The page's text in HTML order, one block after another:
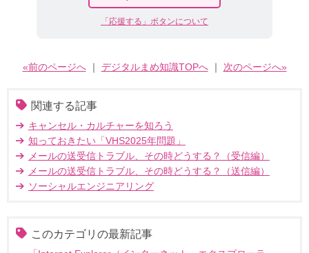
「応援する」ボタンについて
«前のページへ｜ デジタルまめ知識TOPへ｜ 次のページへ»
関連する記事
キャンセル・カルチャーを知ろう
知っておきたい「VHS2025年問題」
メールの送受信トラブル、その時どうする？（受信編）
メールの送受信トラブル、その時どうする？（送信編）
ソーシャルエンジニアリング
このカテゴリの最新記事